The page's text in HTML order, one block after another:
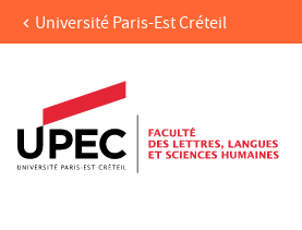
Aller au contenu
Accès directs
Recherche
Navigation secondaire
Université Paris-Est Créteil